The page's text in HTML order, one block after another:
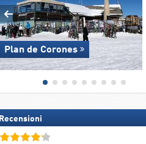
Plan de Corones
Recensioni